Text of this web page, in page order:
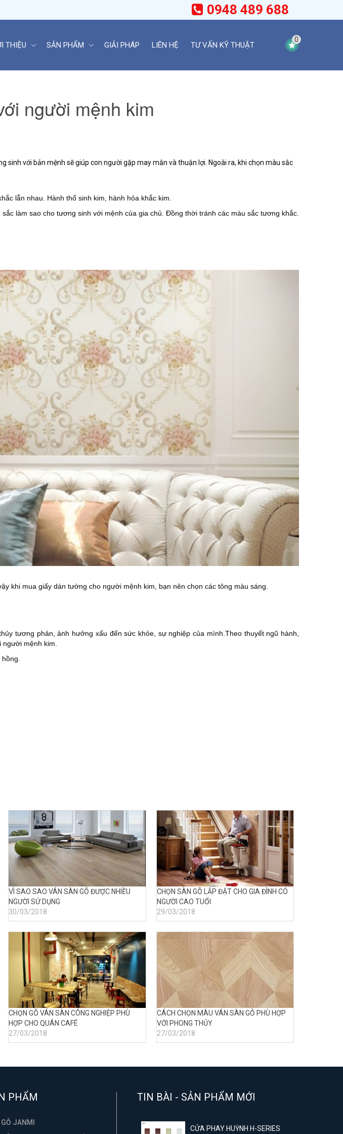
0948 489 688
THIỆU SẢN PHẨM GIẢI PHÁP LIÊN HỆ TƯ VẤN KỸ THUẬT
0
người mệnh kim
với bản mệnh sẽ giúp con người gặp may mắn và thuận lợi. Ngoài ra, khi chọn màu sắc
lẫn nhau. Hành thổ sinh kim, hành hỏa khắc kim.
sắc làm sao cho tương sinh với mệnh của gia chủ. Đồng thời tránh các màu sắc tương khắc.
khi mua giấy dán tường cho người mệnh kim, bạn nên chọn các tông màu sáng.
tương phản, ảnh hưởng xấu đến sức khỏe, sự nghiệp của mình.Theo thuyết ngũ hành,
mệnh kim.
VÌ SAO SAO VÁN SÀN GỖ ĐƯỢC NHIỀU
NGƯỜI SỬ DỤNG
30/03/2018
CHỌN SÀN GỖ LẮP ĐẶT CHO GIA ĐÌNH CÓ
NGƯỜI CAO TUỔI
29/03/2018
CHỌN GỖ VÁN SÀN CÔNG NGHIỆP PHÙ
HỢP CHO QUÁN CAFÉ
27/03/2018
CÁCH CHỌN MÀU VÁN SÀN GỖ PHÙ HỢP
VỚI PHONG THỦY
27/03/2018
PHẨM
JANMI
TIN BÀI - SẢN PHẨM MỚI
CỬA PHAY HUỲNH H-SERIES